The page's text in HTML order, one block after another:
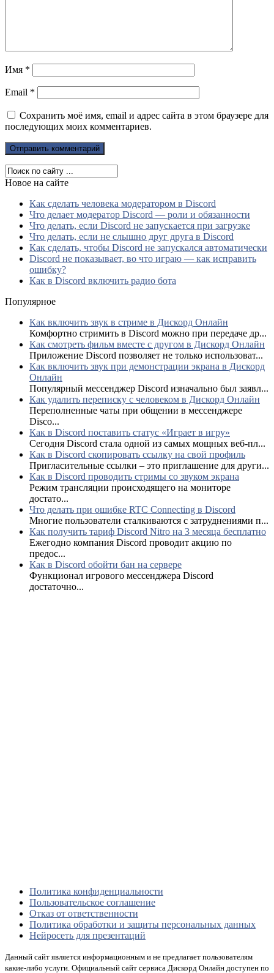
Имя *
Email *
Сохранить моё имя, email и адрес сайта в этом браузере для
последующих моих комментариев.
Новое на сайте
Как сделать человека модератором в Discord
Что делает модератор Discord — роли и обязанности
Что делать, если Discord не запускается при загрузке
Что делать, если не слышно друг друга в Discord
Как сделать, чтобы Discord не запускался автоматически
Discord не показывает, во что играю — как исправить
ошибку?
Как в Discord включить радио бота
Популярное
Как включить звук в стриме в Дискорд Онлайн
Комфортно стримить в Discord можно при передаче др...
Как смотреть фильм вместе с другом в Дискорд Онлайн
Приложение Discord позволяет не только использоват...
Как включить звук при демонстрации экрана в Дискорд
Онлайн
Популярный мессенджер Discord изначально был заявл...
Как удалить переписку с человеком в Дискорд Онлайн
Переполненные чаты при общении в мессенджере
Disco...
Как в Discord поставить статус «Играет в игру»
Сегодня Discord стала одной из самых мощных веб-пл...
Как в Discord скопировать ссылку на свой профиль
Пригласительные ссылки – это приглашение для други...
Как в Discord проводить стримы со звуком экрана
Режим трансляции происходящего на мониторе
достато...
Что делать при ошибке RTC Connecting в Discord
Многие пользователи сталкиваются с затруднениями п...
Как получить тариф Discord Nitro на 3 месяца бесплатно
Ежегодно компания Discord проводит акцию по
предос...
Как в Discord обойти бан на сервере
Функционал игрового мессенджера Discord
достаточно...
Политика конфиденциальности
Пользовательское соглашение
Отказ от ответственности
Политика обработки и защиты персональных данных
Нейросеть для презентаций
Данный сайт является информационным и не предлагает пользователям
какие-либо услуги. Официальный сайт сервиса Дискорд Онлайн доступен по